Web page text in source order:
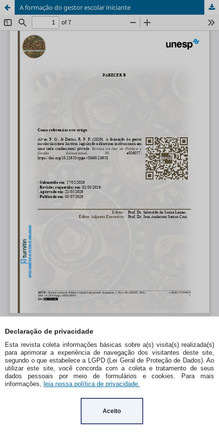
Declaração de privacidade
Esta revista coleta informações básicas sobre a(s) visita(s) realizada(s)
para aprimorar a experiência de navegação dos visitantes deste site,
segundo o que estabelece a LGPD (Lei Geral de Proteção de Dados). Ao
utilizar este site, você concorda com a coleta e tratamento de seus
dados pessoais por meio de formulários e cookies. Para mais
informações, leia nossa política de privacidade.
Aceito
A formação do gestor escolar iniciante